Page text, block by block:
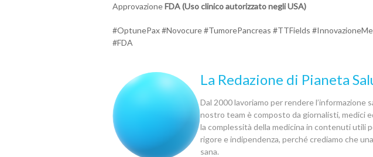
ApprovazioneFDA (Uso clinico autorizzato negli USA)
#OptunePax #Novocure #TumorePancreas #TTFields
#FDA
La Redazione di Pianeta
Dal 2000 lavoriamo per rendere
nostro team è composto da giornalisti, medici
la complessità della medicina in contenuti utili
rigore e indipendenza, perché crediamo che
sana.